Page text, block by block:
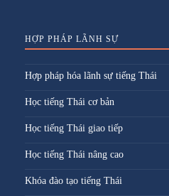
HỢP PHÁP LÃNH SỰ
Hợp pháp hóa lãnh sự tiếng Thái
Học tiếng Thái cơ bản
Học tiếng Thái giao tiếp
Học tiếng Thái nâng cao
Khóa đào tạo tiếng Thái